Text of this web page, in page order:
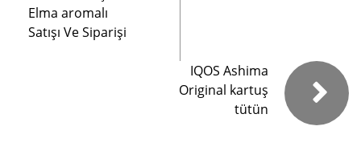
Elma aromalı
Satışı Ve Siparişi
IQOS Ashima
Original kartuş
tütün